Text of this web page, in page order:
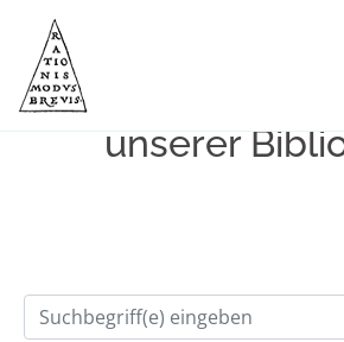
Einfache Suche
unserer